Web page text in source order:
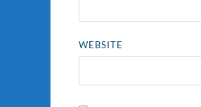
WEBSITE